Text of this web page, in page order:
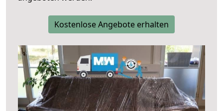
Kostenlose Angebote erhalten